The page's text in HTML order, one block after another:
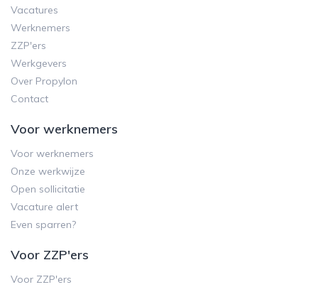
Vacatures
Werknemers
ZZP'ers
Werkgevers
Over Propylon
Contact
Voor werknemers
Voor werknemers
Onze werkwijze
Open sollicitatie
Vacature alert
Even sparren?
Voor ZZP'ers
Voor ZZP'ers